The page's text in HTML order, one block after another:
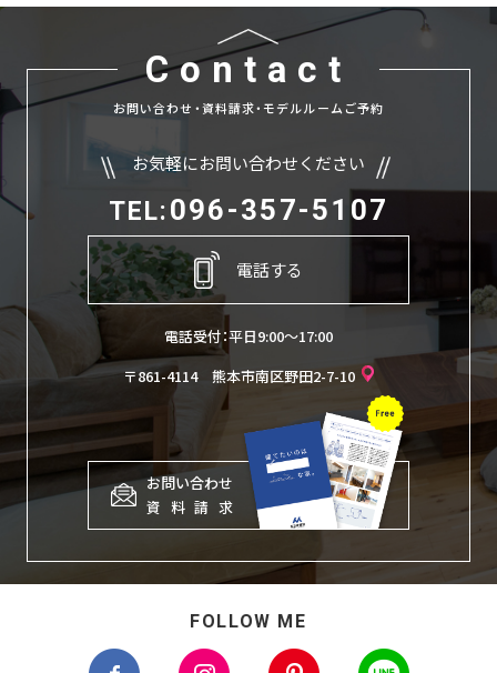
Contact
お問い合わせ・資料請求・モデルルームご予約
お気軽にお問い合わせください
TEL:096-357-5107
電話する
電話受付：平日9:00〜17:00
〒861-4114 熊本市南区野田2-7-10
お問い合わせ
資 料 請 求
FOLLOW ME